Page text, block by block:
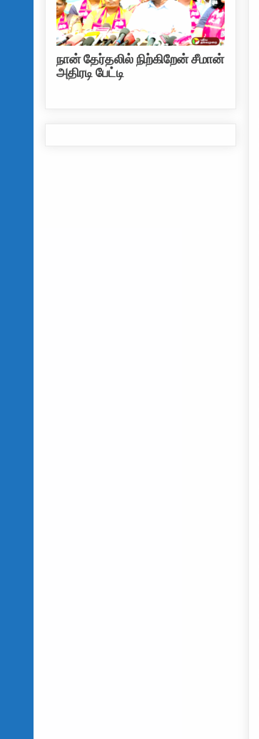
நான் தேர்தலில் நிற்கிறேன் சீமான்
அதிரடி பேட்டி